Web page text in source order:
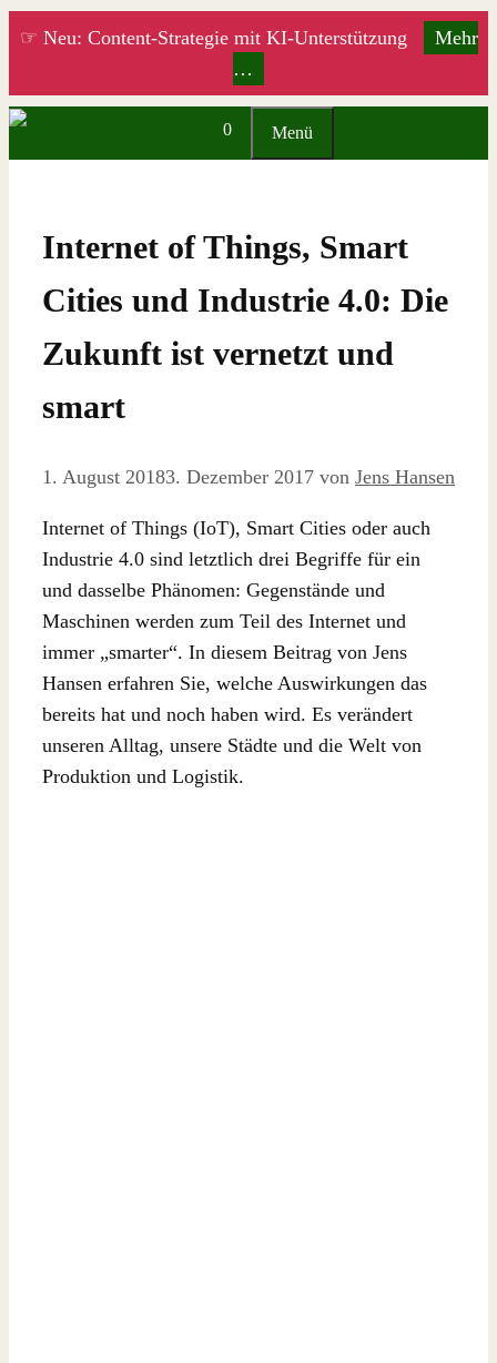
Zum
☞ Neu: Content-Strategie mit KI-Unterstützung
Mehr
…
0 Menü
Internet of Things, Smart
Cities und Industrie 4.0: Die
Zukunft ist vernetzt und
smart
1. August 20183. Dezember 2017 von Jens Hansen
Internet of Things (IoT), Smart Cities oder auch
Industrie 4.0 sind letztlich drei Begriffe für ein
und dasselbe Phänomen: Gegenstände und
Maschinen werden zum Teil des Internet und
immer „smarter“. In diesem Beitrag von Jens
Hansen erfahren Sie, welche Auswirkungen das
bereits hat und noch haben wird. Es verändert
unseren Alltag, unsere Städte und die Welt von
Produktion und Logistik.